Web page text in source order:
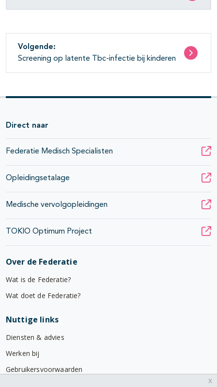
Volgende:
Screening op latente Tbc-infectie bij kinderen
Direct naar
Federatie Medisch Specialisten
Opleidingsetalage
Medische vervolgopleidingen
TOKIO Optimum Project
Over de Federatie
Wat is de Federatie?
Wat doet de Federatie?
Nuttige links
Diensten & advies
Werken bij
Gebruikersvoorwaarden
x